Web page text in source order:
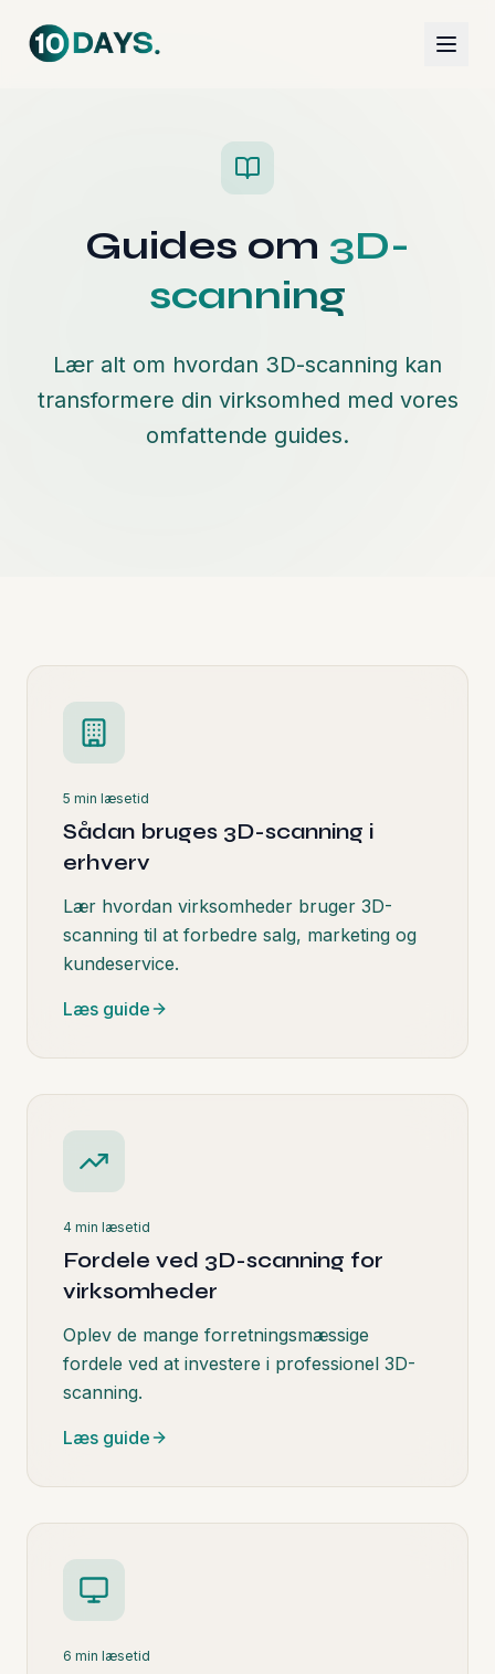
Guides om 3D-
scanning
Lær alt om hvordan 3D-scanning kan
transformere din virksomhed med vores
omfattende guides.
5 min læsetid
Sådan bruges 3D-scanning i
erhverv
Lær hvordan virksomheder bruger 3D-
scanning til at forbedre salg, marketing og
kundeservice.
Læs guide
4 min læsetid
Fordele ved 3D-scanning for
virksomheder
Oplev de mange forretningsmæssige
fordele ved at investere i professionel 3D-
scanning.
Læs guide
6 min læsetid